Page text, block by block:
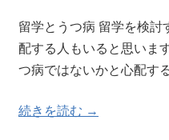
留学とうつ病 留学を検討
配する人もいると思いま
つ病ではないかと心配す
続きを読む →